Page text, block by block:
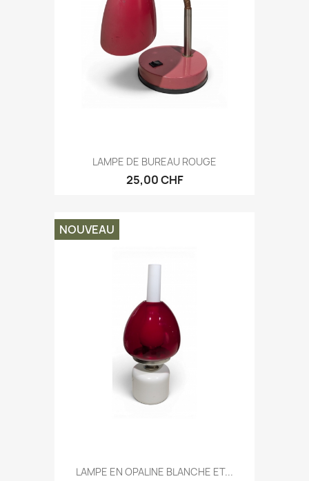
LAMPE DE BUREAU ROUGE
25,00 CHF
LAMPE EN OPALINE BLANCHE ET...
NOUVEAU